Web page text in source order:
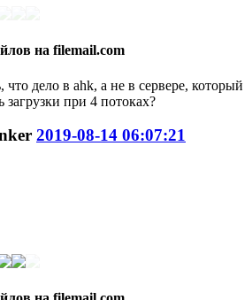
на filemail.com
дело в ahk, а не в сервере, который
загрузки при 4 потоках?
2019-08-14 06:07:21